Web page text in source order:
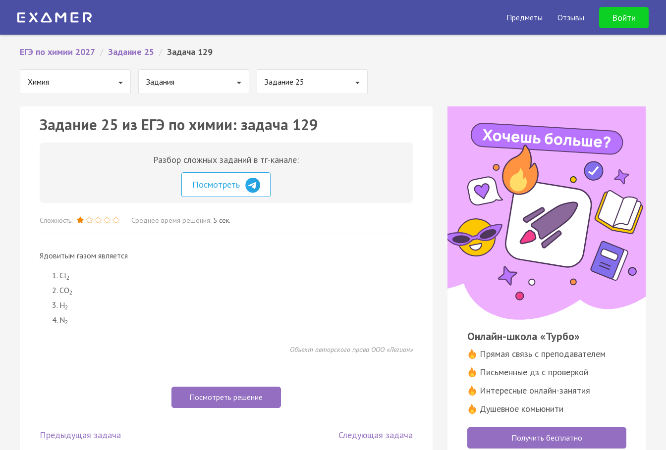
Предметы Отзывы Войти
ЕГЭ по химии 2027 / Задание 25 / Задача 129
Химия Задания Задание 25
Задание 25 из ЕГЭ по химии: задача 129
Разбор сложных заданий в тг-канале:
Посмотреть
Сложность: Среднее время решения: 5 сек.
Ядовитым газом является
Cl2
CO2
H2
N2
Объект авторского права ООО «Легион»
Посмотреть решение
Предыдущая задача Следующая задача
Онлайн-школа «Турбо»
Прямая связь с преподавателем
Письменные дз с проверкой
Интересные онлайн-занятия
Душевное комьюнити
Получить бесплатно